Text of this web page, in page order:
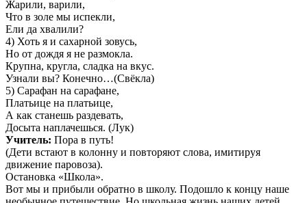
Жарили, варили,
Что в золе мы испекли,
Ели да хвалили?
4) Хоть я и сахарной зовусь,
Но от дождя я не размокла.
Крупна, кругла, сладка на вкус.
Узнали вы? Конечно…(Свёкла)
5) Сарафан на сарафане,
Платьице на платьице,
А как станешь раздевать,
Досыта наплачешься. (Лук)
Учитель: Пора в путь!
(Дети встают в колонну и повторяют слова, имитируя
движение паровоза).
Остановка «Школа».
Вот мы и прибыли обратно в школу. Подошло к концу наше